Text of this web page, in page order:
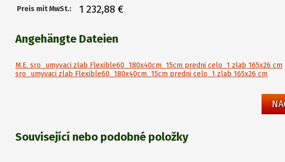
Preis mit MwSt.:
1 232,88 €
Angehängte Dateien
M.E. sro_umyvaci zlab Flexible60_180x40cm_15cm predni celo_1 zlab 165x26 cm
sro_umyvaci zlab Flexible60_180x40cm_15cm predni celo_1 zlab 165x26 cm
Související nebo podobné položky